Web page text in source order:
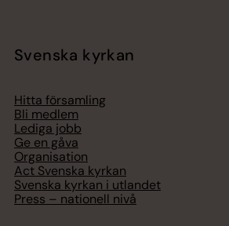
Svenska kyrkan
Hitta församling
Bli medlem
Lediga jobb
Ge en gåva
Organisation
Act Svenska kyrkan
Svenska kyrkan i utlandet
Press – nationell nivå